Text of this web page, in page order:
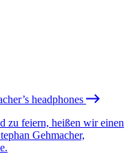
headphones
zu feiern, heißen wir einen
Gehmacher,